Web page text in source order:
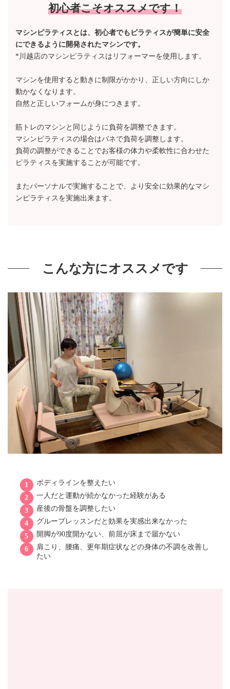
初心者こそオススメです！
マシンピラティスとは、初心者でもピラティスが簡単に安全
にできるように開発されたマシンです。
*川越店のマシンピラティスはリフォーマーを使用します。
マシンを使用すると動きに制限がかかり、正しい方向にしか
動かなくなります。
自然と正しいフォームが身につきます。
筋トレのマシンと同じように負荷を調整できます。
マシンピラティスの場合はバネで負荷を調整します。
負荷の調整ができることでお客様の体力や柔軟性に合わせた
ピラティスを実施することが可能です。
またパーソナルで実施することで、より安全に効果的なマシ
ンピラティスを実施出来ます。
こんな方にオススメです
ボディラインを整えたい
一人だと運動が続かなかった経験がある
産後の骨盤を調整したい
グループレッスンだと効果を実感出来なかった
開脚が90度開かない、前屈が床まで届かない
肩こり、腰痛、更年期症状などの身体の不調を改善し
たい